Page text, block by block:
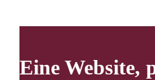
Eine Website,